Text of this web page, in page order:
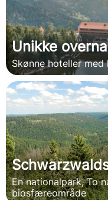
Unikke
Skønne hoteller
En nationalpark, To
biosfæreområde